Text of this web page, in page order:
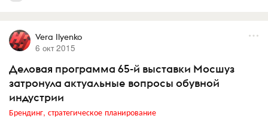
Vera Ilyenko
6 окт 2015
Деловая программа 65-й выставки Мосшуз
затронула актуальные вопросы обувной
индустрии
Брендинг, стратегическое планирование